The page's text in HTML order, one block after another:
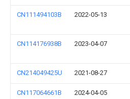
CN111494103B 2022-05-13
CN114176938B 2023-04-07
CN214049425U 2021-08-27
CN117064661B 2024-04-05